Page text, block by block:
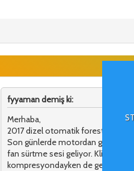
fyyaman demiş ki:
Merhaba,
2017 dizel otomatik forester
Son günlerde motordan gelen fan
fan sürtme sesi geliyor. Klima vb
kompresyondayken de geliyor.